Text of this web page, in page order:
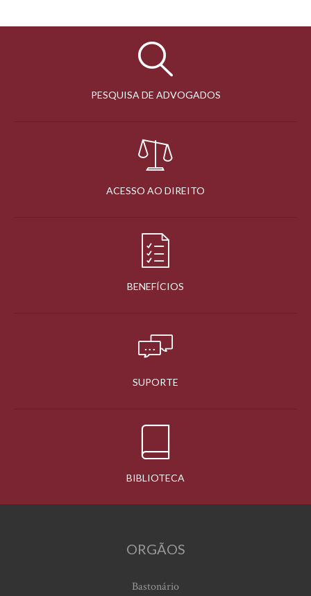
PESQUISA DE ADVOGADOS
ACESSO AO DIREITO
BENEFÍCIOS
SUPORTE
BIBLIOTECA
ORGÃOS
Bastonário